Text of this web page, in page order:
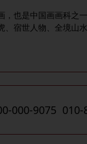
是中国画画科之一。
、宿世人物、全境山
000-9075 010-